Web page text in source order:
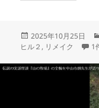
投
稿
2025年10月25日
ヒル２ , リメイク 1